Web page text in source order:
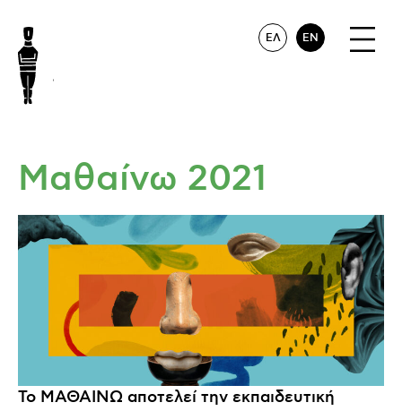
ΕΛ EN
Μαθαίνω 2021
Το ΜΑΘΑΙΝΩ αποτελεί την εκπαιδευτική